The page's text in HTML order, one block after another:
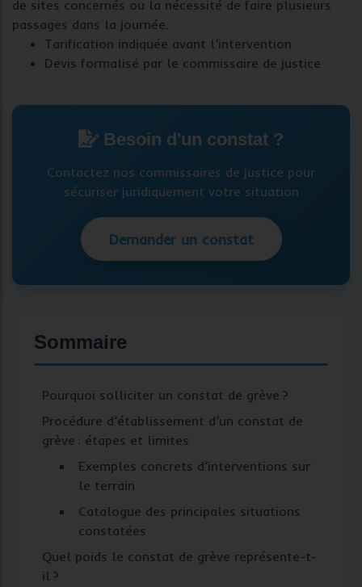
de sites concernés ou la nécessité de faire plusieurs
passages dans la journée.
Tarification indiquée avant l’intervention
Devis formalisé par le commissaire de justice
Besoin d'un constat ?
Contactez nos commissaires de justice pour
sécuriser juridiquement votre situation
Demander un constat
Sommaire
Pourquoi solliciter un constat de grève ?
Procédure d’établissement d’un constat de
grève : étapes et limites
Exemples concrets d’interventions sur
le terrain
Catalogue des principales situations
constatées
Quel poids le constat de grève représente-t-
il ?